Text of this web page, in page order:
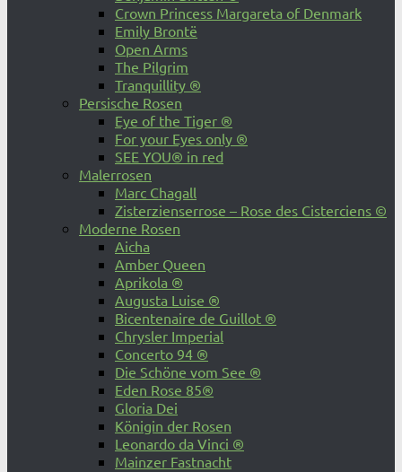
Crown Princess Margareta of Denmark
Emily Brontë
Open Arms
The Pilgrim
Tranquillity ®
Persische Rosen
Eye of the Tiger ®
For your Eyes only ®
SEE YOU® in red
Malerrosen
Marc Chagall
Zisterzienserrose – Rose des Cisterciens ©
Moderne Rosen
Aicha
Amber Queen
Aprikola ®
Augusta Luise ®
Bicentenaire de Guillot ®
Chrysler Imperial
Concerto 94 ®
Die Schöne vom See ®
Eden Rose 85®
Gloria Dei
Königin der Rosen
Leonardo da Vinci ®
Mainzer Fastnacht